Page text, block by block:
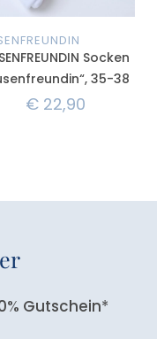
Socken
35-38
€22,90
Gutschein*